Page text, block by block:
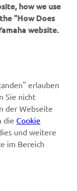
vielem mehr.
erfahren, wie wir
how we use
"How Does
website.
erlauben
Sie nicht
der Webseite
die Cookie
und weitere
im Bereich